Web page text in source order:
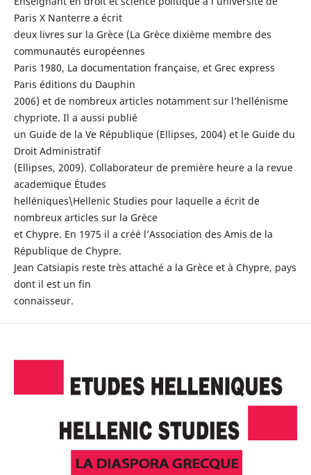
Paris X Nanterre a écrit
deux livres sur la Grèce (La Grèce dixième membre des
communautés européennes
Paris 1980, La documentation française, et Grec express
Paris éditions du Dauphin
2006) et de nombreux articles notamment sur l’hellénisme
chypriote. Il a aussi publié
un Guide de la Ve République (Ellipses, 2004) et le Guide du
Droit Administratif
(Ellipses, 2009). Collaborateur de première heure a la revue
academique Études
helléniques\Hellenic Studies pour laquelle a écrit de
nombreux articles sur la Grèce
et Chypre. En 1975 il a créé l’Association des Amis de la
République de Chypre.
Jean Catsiapis reste très attaché a la Grèce et à Chypre, pays
dont il est un fin
connaisseur.